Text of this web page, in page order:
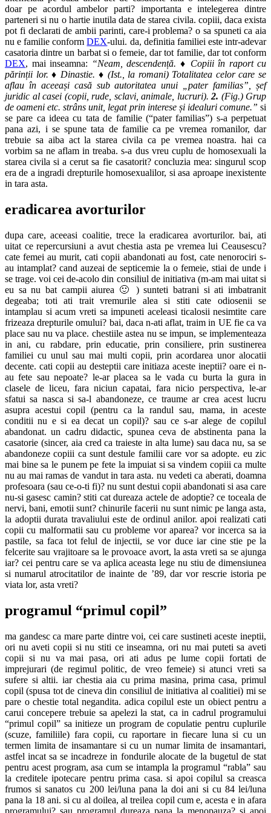
doar pe acordul ambelor parti? importanta e intelegerea dintre
parteneri si nu o hartie inutila data de starea civila. copiii, daca exista
pot fi declarati de ambii parinti, care-i problema? o sa spuneti ca aia
nu e familie conformDEX-ului. da, definitia familiei este intr-adevar
casatoria dintre un barbat si o femeie, dar tot familie, dar tot conform
DEX, mai inseamna: “Neam, descendență. ♦ Copiii în raport cu
părinții lor. ♦ Dinastie. ♦ (Ist., la romani) Totalitatea celor care se
aflau în aceeași casă sub autoritatea unui „pater familias”, șef
juridic al casei (copii, rude, sclavi, animale, lucruri). 2. (Fig.) Grup
de oameni etc. strâns unit, legat prin interese și idealuri comune.” si
se pare ca ideea cu tata de familie (“pater familias”) s-a perpetuat
pana azi, i se spune tata de familie ca pe vremea romanilor, dar
trebuie sa aiba act la starea civila ca pe vremea noastra. hai ca
vorbim sa ne aflam in treaba. s-a dus vreu cuplu de homosexuali la
starea civila si a cerut sa fie casatorit? concluzia mea: singurul scop
era de a ingradi drepturile homosexualilor, si asa aproape inexistente
in tara asta.
eradicarea avorturilor
dupa care, aceeasi coalitie, trece la eradicarea avorturilor. bai, ati
uitat ce repercursiuni a avut chestia asta pe vremea lui Ceausescu?
cate femei au murit, cati copii abandonati au fost, cate nenorociri s-
au intamplat? cand auzeai de septicemie la o femeie, stiai de unde i
se trage. voi cei de-acolo din consiliul de initiativa (m-am mai uitat si
eu sa nu bat campii aiurea 🙂 ) sunteti batrani si ati imbatranit
degeaba; toti ati trait vremurile alea si stiti cate odiosenii se
intamplau si acum vreti sa impuneti aceleasi ticalosii nesimtite care
frizeaza drepturile omului? bai, daca n-ati aflat, traim in UE fie ca va
place sau nu va place. chestiile astea nu se impun, se implementeaza
in ani, cu rabdare, prin educatie, prin consiliere, prin sustinerea
familiei cu unul sau mai multi copii, prin acordarea unor alocatii
decente. cati copii au desteptii care initiaza aceste ineptii? oare ei n-
au fete sau nepoate? le-ar placea sa le vada cu burta la gura in
clasele de liceu, fara niciun capatai, fara nicio perspectiva, le-ar
sfatui sa nasca si sa-l abandoneze, ce traume ar crea acest lucru
asupra acestui copil (pentru ca la randul sau, mama, in aceste
conditii nu e si ea decat un copil)? sau ce s-ar alege de copilul
abandonat. un cadru didactic, spunea ceva de abstinenta pana la
casatorie (sincer, aia cred ca traieste in alta lume) sau daca nu, sa se
abandoneze copiii ca sunt destule familii care vor sa adopte. eu zic
mai bine sa le punem pe fete la impuiat si sa vindem copiii ca multe
nu au mai ramas de vandut in tara asta. nu vedeti ca aberati, doamna
profesoara (sau ce-o-ti fi)? nu sunt destui copii abandonati si asa care
nu-si gasesc camin? stiti cat dureaza actele de adoptie? ce toceala de
nervi, bani, emotii sunt? chinurile facerii nu sunt nimic pe langa asta,
la adoptii durata travaliului este de ordinul anilor. apoi realizati cati
copii cu malformatii sau cu probleme vor aparea? vor incerca sa ia
pastile, sa faca tot felul de injectii, se vor duce iar cine stie pe la
felcerite sau vrajitoare sa le provoace avort, la asta vreti sa se ajunga
iar? cei pentru care se va aplica aceasta lege nu stiu de dimensiunea
si numarul atrocitatilor de inainte de ’89, dar vor rescrie istoria pe
viata lor, asta vreti?
programul “primul copil”
ma gandesc ca mare parte dintre voi, cei care sustineti aceste ineptii,
ori nu aveti copii si nu stiti ce inseamna, ori nu mai puteti sa aveti
copii si nu va mai pasa, ori ati adus pe lume copii fortati de
imprejurari (de regimul politic, de vreo femeie) si atunci vreti sa
sufere si altii. iar chestia aia cu prima masina, prima casa, primul
copil (spusa tot de cineva din consiliul de initiativa al coalitiei) mi se
pare o chestie total negandita. adica copilul este un obiect pentru a
carui concepere trebuie sa apelezi la stat, ca in cadrul programului
“primul copil” sa initieze un program de copulatie pentru cuplurile
(scuze, familiile) fara copii, cu raportare in fiecare luna si cu un
termen limita de insamantare si cu un numar limita de insamantari,
astfel incat sa se incadreze in fondurile alocate de la bugetul de stat
pentru acest program, asa cum se intampla la programul “rabla” sau
la creditele ipotecare pentru prima casa. si apoi copilul sa creasca
frumos si sanatos cu 200 lei/luna pana la doi ani si cu 84 lei/luna
pana la 18 ani. si cu al doilea, al treilea copil cum e, acesta e in afara
programului? sau programul dureaza pana la menopauza? si apoi